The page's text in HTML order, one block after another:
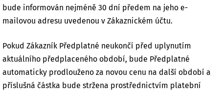
bude informován nejméně 30 dní předem na jeho e-
mailovou adresu uvedenou v Zákaznickém účtu.
Pokud Zákazník Předplatné neukončí před uplynutím
aktuálního předplaceného období, bude Předplatné
automaticky prodlouženo za novou cenu na další období a
příslušná částka bude stržena prostřednictvím platební